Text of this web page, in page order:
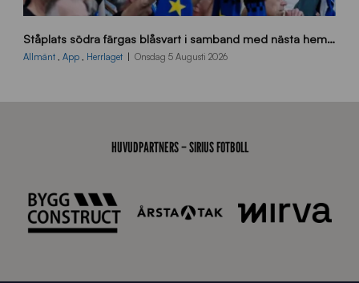
ö
d
2
0
2
Ståplats södra färgas blåsvart i samband med nästa hemmamatch
Allmänt , App , Herrlaget Onsdag 5 Augusti 2026
HUVUDPARTNERS – SIRIUS FOTBOLL